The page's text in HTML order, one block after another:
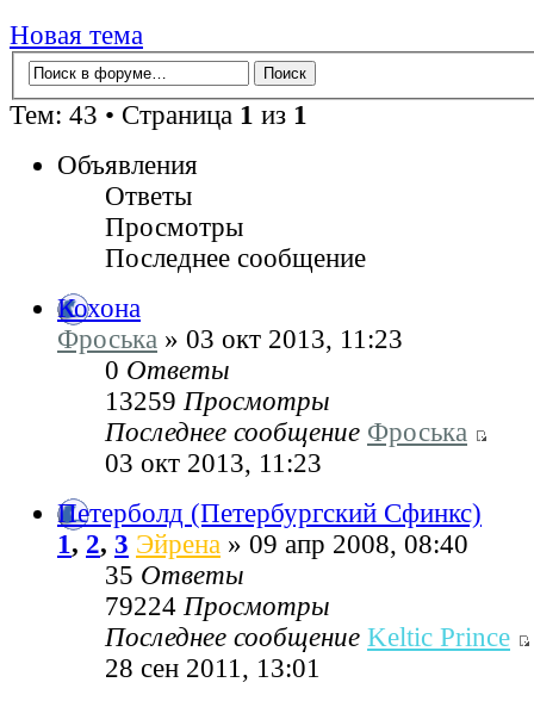
Новая тема
Тем: 43 • Страница 1 из 1
Объявления
Ответы
Просмотры
Последнее сообщение
Кохона
Фроська » 03 окт 2013, 11:23
0 Ответы
13259 Просмотры
Последнее сообщение Фроська
03 окт 2013, 11:23
Петерболд (Петербургский Сфинкс)
1, 2, 3 Эйрена » 09 апр 2008, 08:40
35 Ответы
79224 Просмотры
Последнее сообщение Keltic Prince
28 сен 2011, 13:01